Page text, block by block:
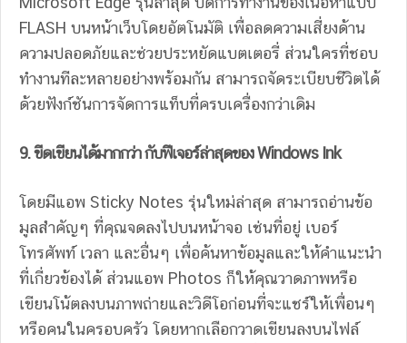
FLASH บนหน้าเว็บโดยอัตโนมัติ เพื่อลดความเสี่ยงด้าน
ความปลอดภัยและช่วยประหยัดแบตเตอรี่ ส่วนใครที่ชอบ
ทำงานทีละหลายอย่างพร้อมกัน สามารถจัดระเบียบชีวิตได้
ด้วยฟังก์ชันการจัดการแท็บที่ครบเครื่องกว่าเดิม
9. ขีดเขียนได้มากกว่า กับฟีเจอร์ล่าสุดของWindows Ink
โดยมีแอพ Sticky Notes รุ่นใหม่ล่าสุด สามารถอ่านข้อ
มูลสำคัญๆ ที่คุณจดลงไปบนหน้าจอ เช่นที่อยู่ เบอร์
โทรศัพท์ เวลา และอื่นๆ เพื่อค้นหาข้อมูลและให้คำแนะนำ
ที่เกี่ยวข้องได้ ส่วนแอพ Photos ก็ให้คุณวาดภาพหรือ
เขียนโน้ตลงบนภาพถ่ายและวิดีโอก่อนที่จะแชร์ให้เพื่อนๆ
หรือคนในครอบครัว โดยหากเลือกวาดเขียนลงบนไฟล์